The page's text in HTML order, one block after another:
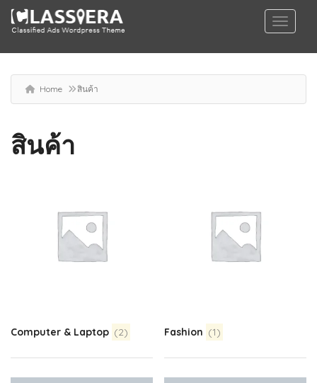
Home สินค้า
สินค้า
Computer & Laptop (2) Fashion (1)